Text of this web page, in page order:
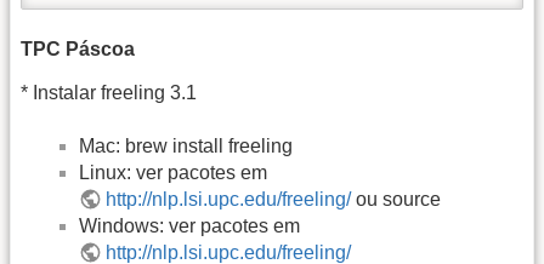
TPC Páscoa
* Instalar freeling 3.1
Mac: brew install freeling
Linux: ver pacotes em
http://nlp.lsi.upc.edu/freeling/ou source
Windows: ver pacotes em
http://nlp.lsi.upc.edu/freeling/